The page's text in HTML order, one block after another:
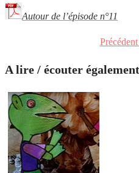
Autour de l’épisode n°11
Précédent
A lire / écouter